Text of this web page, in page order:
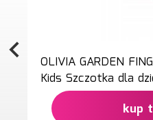
OLIVIA GARDEN
Kids Szczotka dla
kup